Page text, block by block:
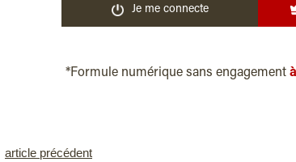
Je me connecte
*Formule numérique sans engagement
article précédent